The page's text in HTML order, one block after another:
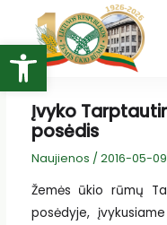
Open toolbar
turinio
Įvyko
posėdis
Naujienos / 2016-05-09
Žemės ūkio rūmų
posėdyje,